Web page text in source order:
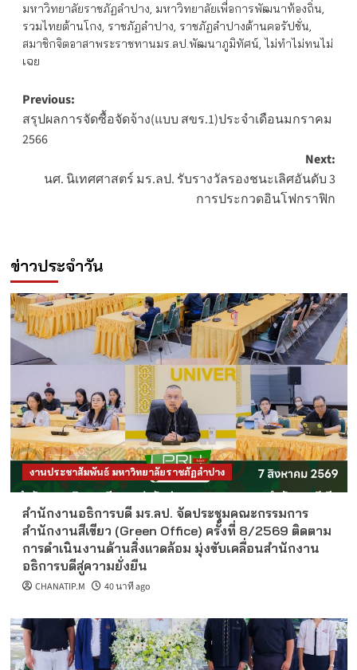
มหาวิทยาลัยราชภัฏลำปาง, มหาวิทยาลัยเพื่อการพัฒนาท้องถิ่น,
รวมไทยต้านโกง, ราชภัฏลำปาง, ราชภัฏลำปางต้านคอรัปชั่น,
สมาชิกจิตอาสาพระราชทานมร.ลป.พัฒนาภูมิทัศน์, ไม่ทำไม่ทนไม่
เฉย
Post
navigation
Previous:
สรุปผลการจัดซื้อจัดจ้าง(แบบ สขร.1)ประจำเดือนมกราคม
2566
Next:
นศ. นิเทศศาสตร์ มร.ลป. รับรางวัลรองชนะเลิศอันดับ 3
การประกวดอินโฟกราฟิก
ข่าวประจำวัน
งานประชาสัมพันธ์ มหาวิทยาลัยราชภัฏลำปาง
สำนักงานอธิการบดี มร.ลป. จัดประชุมคณะกรรมการ
สำนักงานสีเขียว (Green Office) ครั้งที่ 8/2569 ติดตาม
การดำเนินงานด้านสิ่งแวดล้อม มุ่งขับเคลื่อนสำนักงาน
อธิการบดีสู่ความยั่งยืน
CHANATIP.M 40 นาที ago